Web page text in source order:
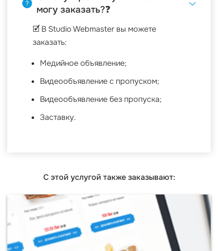
могу заказать?❓
🗹 В Studio Webmaster вы можете
заказать:
Медийное объявление;
Видеообъявление с пропуском;
Видеообъявление без пропуска;
Заставку.
С этой услугой также заказывают: